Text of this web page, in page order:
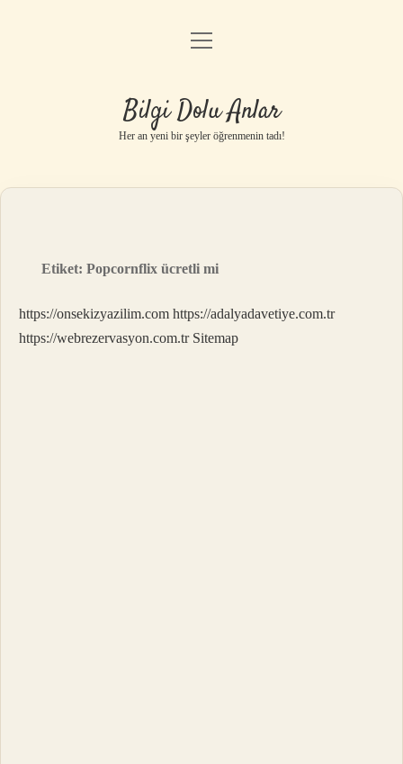
Anasayfa
Yasal Uyarı
menüyü
Bilgi Dolu Anlar
Her an yeni bir şeyler öğrenmenin tadı!
Etiket:Popcornflix ücretli mi
https://onsekizyazilim.com https://adalyadavetiye.com.tr
https://webrezervasyon.com.tr Sitemap